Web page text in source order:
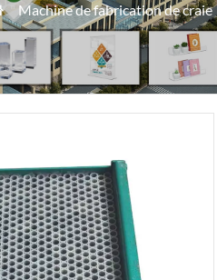
" Machine de fabrication de craie